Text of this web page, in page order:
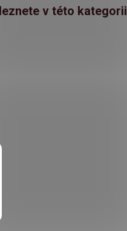
v této kategorii